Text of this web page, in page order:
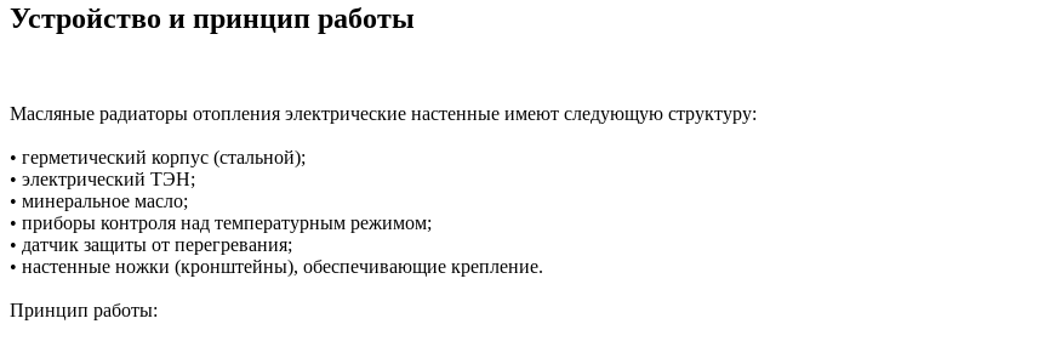
Устройство и принцип работы
Масляные радиаторы отопления электрические настенные имеют следующую структуру:
• герметический корпус (стальной);
• электрический ТЭН;
• минеральное масло;
• приборы контроля над температурным режимом;
• датчик защиты от перегревания;
• настенные ножки (кронштейны), обеспечивающие крепление.
Принцип работы: